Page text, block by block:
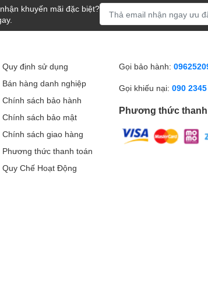
khuyến mãi đặc biệt?
Quy định sử dụng
Bán hàng danh nghiệp
Chính sách bảo hành
Chính sách bảo mật
Chính sách giao hàng
Phương thức thanh toán
Quy Chế Hoạt Động
Gọi bảo hành:
Gọi khiếu nại: 090
Phương thức